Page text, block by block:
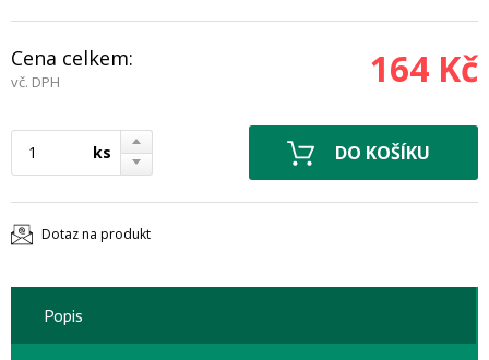
Cena celkem:
vč. DPH 164 Kč
ks
Dotaz na produkt
Popis